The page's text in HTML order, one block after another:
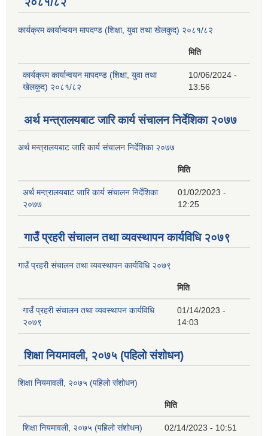
कार्यक्रम कार्यान्वयन मापदण्ड (शिक्षा, युवा तथा खेलकुद) २०८१/८२
मिति
कार्यक्रम कार्यान्वयन मापदण्ड (शिक्षा, युवा तथा
खेलकुद) २०८१/८२
10/06/2024 -
13:56
अर्थ मन्त्रालयबाट जारि कार्य संचालन निर्देशिका २०७७
अर्थ मन्त्रालयबाट जारि कार्य संचालन निर्देशिका २०७७
मिति
अर्थ मन्त्रालयबाट जारि कार्य संचालन निर्देशिका
२०७७
01/02/2023 -
12:25
गाउँ प्रहरी संचालन तथा व्यवस्थापन कार्यविधि २०७९
गाउँ प्रहरी संचालन तथा व्यवस्थापन कार्यविधि २०७९
मिति
गाउँ प्रहरी संचालन तथा व्यवस्थापन कार्यविधि
२०७९
01/14/2023 -
14:03
शिक्षा नियमावली, २०७५ (पहिलो संशोधन)
शिक्षा नियमावली, २०७५ (पहिलो संशोधन)
मिति
शिक्षा नियमावली, २०७५ (पहिलो संशोधन) 02/14/2023 - 10:51